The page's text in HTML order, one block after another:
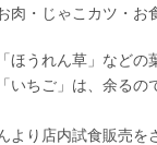
・じゃこカツ・
うれん草」など
ちご」は、余る
り店内試食販売を